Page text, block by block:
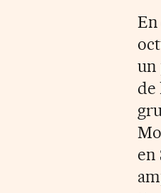
un
de
en